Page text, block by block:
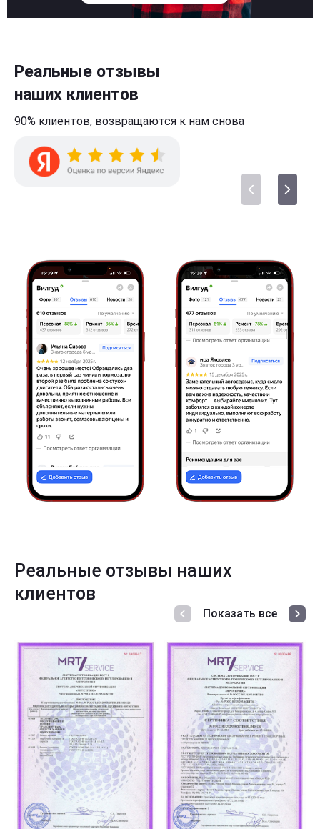
Реальные отзывы
наших клиентов
90% клиентов, возвращаются к нам снова
Реальные отзывы наших
клиентов
Показать все